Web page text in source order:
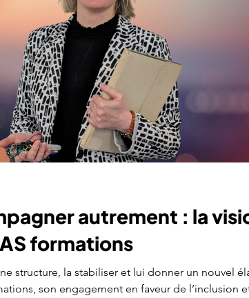
autrement : la
formations
structure, la stabiliser et lui donner un nouvel
son engagement en faveur de l’inclusion